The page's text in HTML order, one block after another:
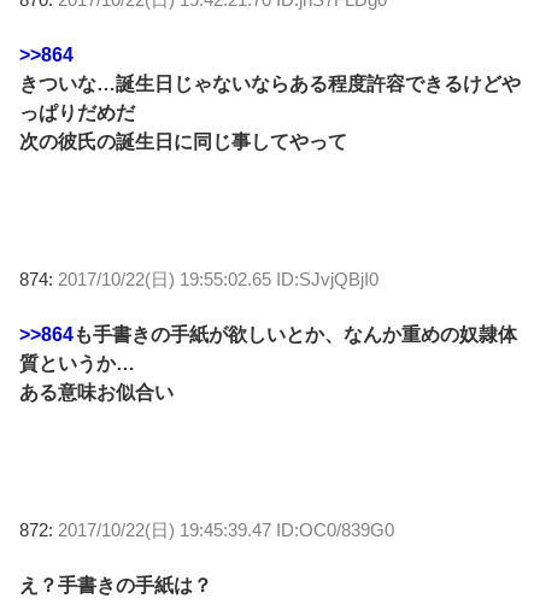
>>864
きついな…誕生日じゃないならある程度許容できるけどや
っぱりだめだ
次の彼氏の誕生日に同じ事してやって
874: 2017/10/22(日) 19:55:02.65 ID:SJvjQBjI0
>>864も手書きの手紙が欲しいとか、なんか重めの奴隷体
質というか…
ある意味お似合い
872: 2017/10/22(日) 19:45:39.47 ID:OC0/839G0
え？手書きの手紙は？